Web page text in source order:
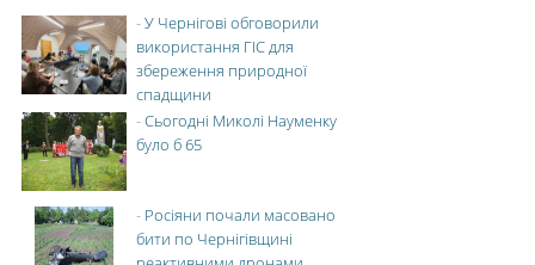
-У Чернігові обговорили
використання ГІС для
збереження природної
спадщини
-Сьогодні Миколі Науменку
було б 65
- Росіяни почали масовано
бити по Чернігівщині